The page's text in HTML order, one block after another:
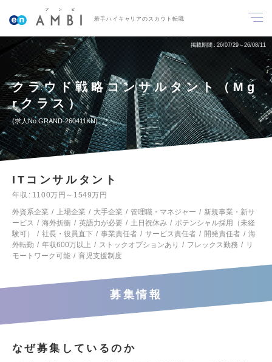
若手ハイキャリアのスカウト転職
掲載期間 26/07/29～26/08/11
クラウド戦略コンサルタント（Mg
rクラス）
求人No.GRAND-260411KN
ITコンサルタント
年収
1100万円～1549万円
外資系企業
上場企業 大手企業 管理職・マネジャー
新規事業・新サ
ービス
海外折衝 英語力が必要 土日祝休み
ポテンシャル採用（未経
験可）
社長・役員直下 事業責任者 サービス責任者 開発責任者
海
外転勤
年収600万以上 ストックオプションあり フレックス勤務
リ
モートワーク可能
育児支援制度
募集情報
なぜ募集しているのか